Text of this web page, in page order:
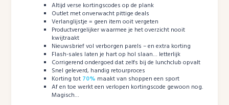
Altijd verse kortingscodes op de plank
Outlet met onverwacht pittige deals
Verlanglijstje = geen item ooit vergeten
Productvergelijker waarmee je het overzicht nooit
kwijtraakt
Nieuwsbrief vol verborgen parels – en extra korting
Flash-sales laten je hart op hol slaan… letterlijk
Corrigerend ondergoed dat zelfs bij de lunchclub opvalt
Snel geleverd, handig retourproces
Korting tot 70% maakt van shoppen een sport
Af en toe werkt een verlopen kortingscode gewoon nog.
Magisch…